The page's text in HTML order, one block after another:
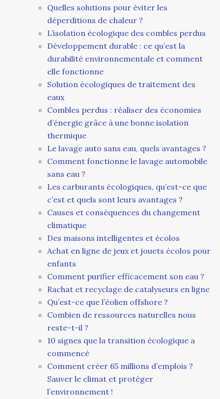
Quelles solutions pour éviter les
déperditions de chaleur ?
L’isolation écologique des combles perdus
Développement durable : ce qu’est la
durabilité environnementale et comment
elle fonctionne
Solution écologiques de traitement des
eaux
Combles perdus : réaliser des économies
d’énergie grâce à une bonne isolation
thermique
Le lavage auto sans eau, quels avantages ?
Comment fonctionne le lavage automobile
sans eau ?
Les carburants écologiques, qu’est-ce que
c’est et quels sont leurs avantages ?
Causes et conséquences du changement
climatique
Des maisons intelligentes et écolos
Achat en ligne de jeux et jouets écolos pour
enfants
Comment purifier efficacement son eau ?
Rachat et recyclage de catalyseurs en ligne
Qu’est-ce que l’éolien offshore ?
Combien de ressources naturelles nous
reste-t-il ?
10 signes que la transition écologique a
commencé
Comment créer 65 millions d’emplois ?
Sauver le climat et protéger
l’environnement !